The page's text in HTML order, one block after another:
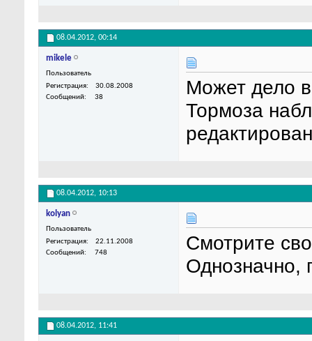
08.04.2012, 00:14
mikele
Пользователь
Регистрация
30.08.2008
Сообщений
38
Может дело
Тормоза
08.04.2012, 10:13
kolyan
Пользователь
Регистрация
22.11.2008
Сообщений
748
Смотрите
Однозначно,
08.04.2012, 11:41